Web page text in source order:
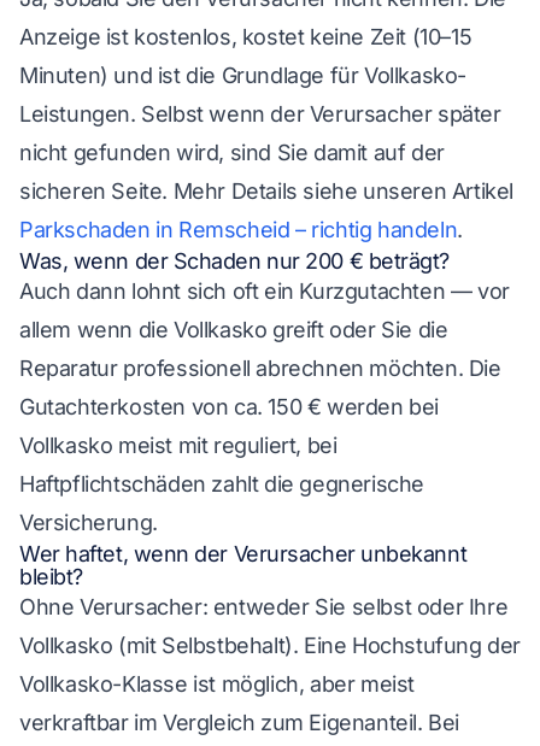
Anzeige ist kostenlos, kostet keine Zeit (10–15
Minuten) und ist die Grundlage für Vollkasko-
Leistungen. Selbst wenn der Verursacher später
nicht gefunden wird, sind Sie damit auf der
sicheren Seite. Mehr Details siehe unseren Artikel
Parkschaden in Remscheid – richtig handeln.
Was, wenn der Schaden nur 200 € beträgt?
Auch dann lohnt sich oft ein Kurzgutachten — vor
allem wenn die Vollkasko greift oder Sie die
Reparatur professionell abrechnen möchten. Die
Gutachterkosten von ca. 150 € werden bei
Vollkasko meist mit reguliert, bei
Haftpflichtschäden zahlt die gegnerische
Versicherung.
Wer haftet, wenn der Verursacher unbekannt
bleibt?
Ohne Verursacher: entweder Sie selbst oder Ihre
Vollkasko (mit Selbstbehalt). Eine Hochstufung der
Vollkasko-Klasse ist möglich, aber meist
verkraftbar im Vergleich zum Eigenanteil. Bei